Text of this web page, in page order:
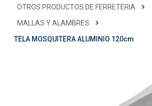
OTROS PRODUCTOS DE FERRETERIA
MALLAS Y ALAMBRES
TELA MOSQUITERA ALUMINIO 120cm